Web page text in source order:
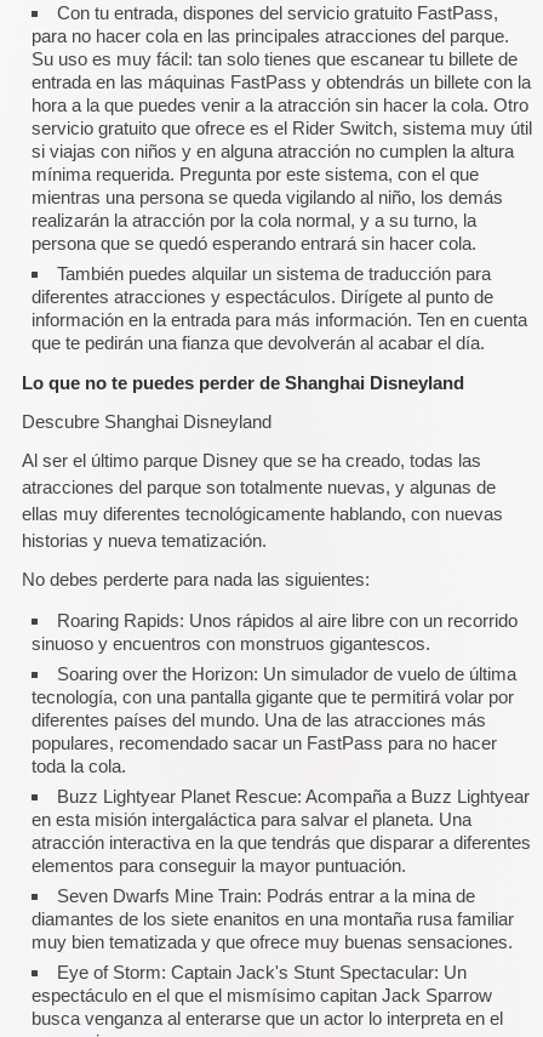
Con tu entrada, dispones del servicio gratuito FastPass,
para no hacer cola en las principales atracciones del parque.
Su uso es muy fácil: tan solo tienes que escanear tu billete de
entrada en las máquinas FastPass y obtendrás un billete con la
hora a la que puedes venir a la atracción sin hacer la cola. Otro
servicio gratuito que ofrece es el Rider Switch, sistema muy útil
si viajas con niños y en alguna atracción no cumplen la altura
mínima requerida. Pregunta por este sistema, con el que
mientras una persona se queda vigilando al niño, los demás
realizarán la atracción por la cola normal, y a su turno, la
persona que se quedó esperando entrará sin hacer cola.
También puedes alquilar un sistema de traducción para
diferentes atracciones y espectáculos. Dirígete al punto de
información en la entrada para más información. Ten en cuenta
que te pedirán una fianza que devolverán al acabar el día.
Lo que no te puedes perder de Shanghai Disneyland
Descubre Shanghai Disneyland
Al ser el último parque Disney que se ha creado, todas las
atracciones del parque son totalmente nuevas, y algunas de
ellas muy diferentes tecnológicamente hablando, con nuevas
historias y nueva tematización.
No debes perderte para nada las siguientes:
Roaring Rapids: Unos rápidos al aire libre con un recorrido
sinuoso y encuentros con monstruos gigantescos.
Soaring over the Horizon: Un simulador de vuelo de última
tecnología, con una pantalla gigante que te permitirá volar por
diferentes países del mundo. Una de las atracciones más
populares, recomendado sacar un FastPass para no hacer
toda la cola.
Buzz Lightyear Planet Rescue: Acompaña a Buzz Lightyear
en esta misión intergaláctica para salvar el planeta. Una
atracción interactiva en la que tendrás que disparar a diferentes
elementos para conseguir la mayor puntuación.
Seven Dwarfs Mine Train: Podrás entrar a la mina de
diamantes de los siete enanitos en una montaña rusa familiar
muy bien tematizada y que ofrece muy buenas sensaciones.
Eye of Storm: Captain Jack's Stunt Spectacular: Un
espectáculo en el que el mismísimo capitan Jack Sparrow
busca venganza al enterarse que un actor lo interpreta en el